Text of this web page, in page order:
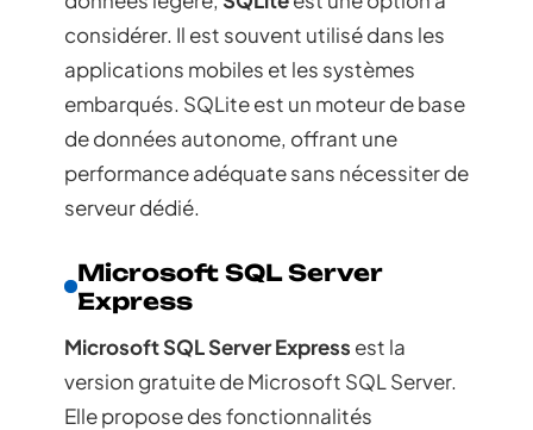
considérer. Il est souvent utilisé dans les
applications mobiles et les systèmes
embarqués. SQLite est un moteur de base
de données autonome, offrant une
performance adéquate sans nécessiter de
serveur dédié.
Microsoft SQL Server
Express
Microsoft SQL Server Express est la
version gratuite de Microsoft SQL Server.
Elle propose des fonctionnalités